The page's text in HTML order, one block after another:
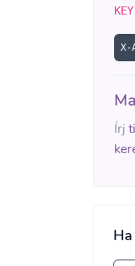
KEY
X-
Írj